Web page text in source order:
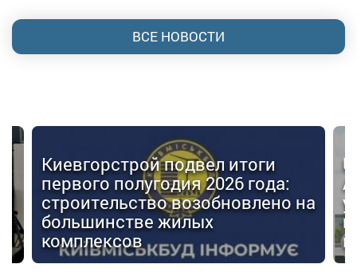
ВСЕ НОВОСТИ
Киевгорстрой подвел итоги
первого полугодия 2026 года:
строительство возобновлено на
большинстве жилых
комплексов